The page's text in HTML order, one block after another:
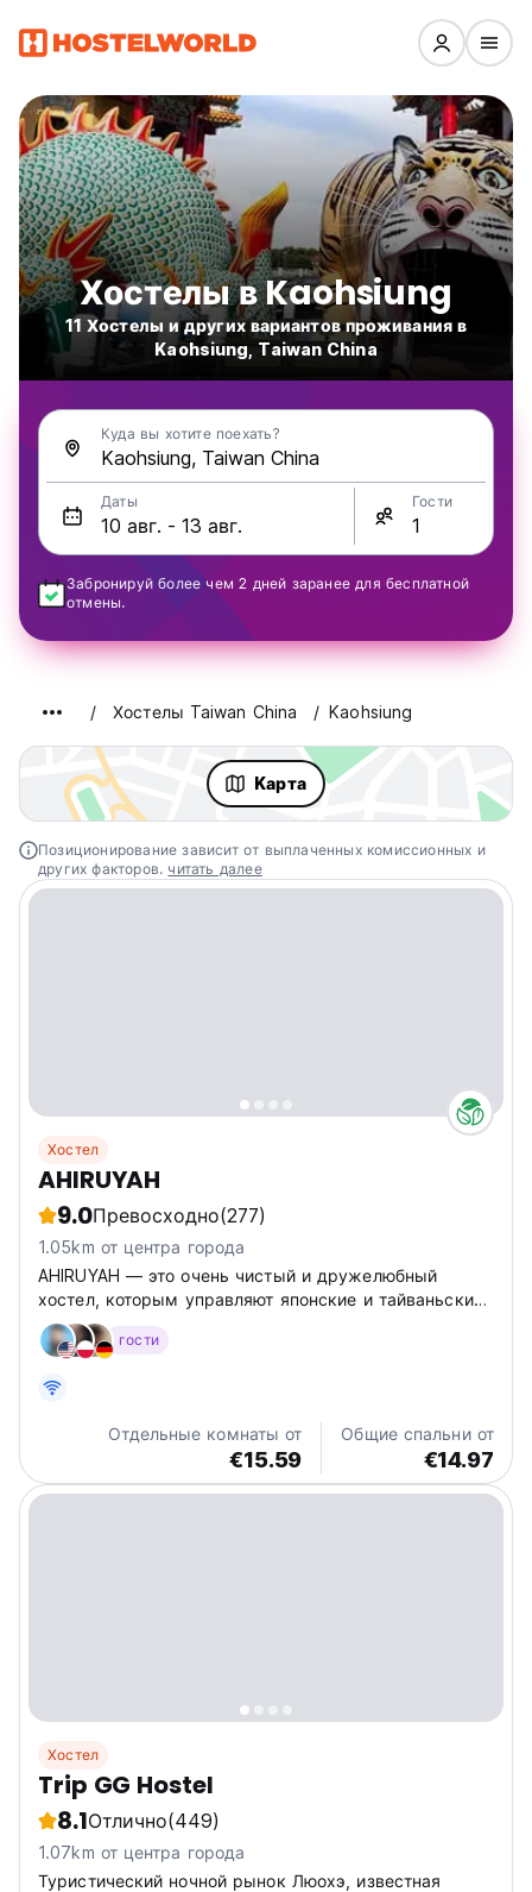
Хостелы в Kaohsiung
11 Хостелы и других вариантов проживания в
Kaohsiung, Taiwan China
Куда вы хотите поехать?
Даты Гости
Забронируй более чем 2 дней заранее для бесплатной
отмены.
Хостелы Taiwan China Kaohsiung
Kарта
Позиционирование зависит от выплаченных комиссионных и
других факторов. читать далее
Хостел
AHIRUYAH
9.0Превосходно(277)
1.05km от центра города
AHIRUYAH — это очень чистый и дружелюбный
хостел, которым управляют японские и тайваньские
владельцы, чтобы обеспечить вам удобное и
недорогое пребывание в центре Гаосюна.
гости
Отдельные комнаты от
€15.59
Общие спальни от
€14.97
Хостел
Trip GG Hostel
8.1Отлично(449)
1.07km от центра города
Туристический ночной рынок Люохэ, известная